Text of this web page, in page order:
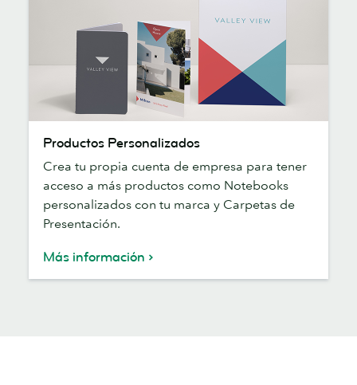
Personalizados
Productos Personalizados
Crea tu propia cuenta de empresa para tener
acceso a más productos como Notebooks
personalizados con tu marca y Carpetas de
Presentación.
Más información